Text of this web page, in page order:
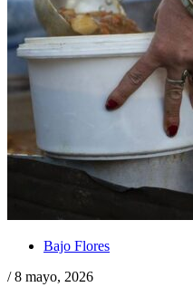
Bajo Flores
/ 8 mayo, 2026